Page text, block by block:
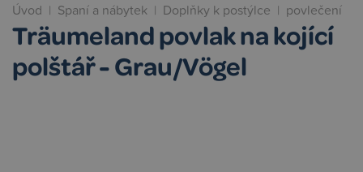
Úvod | Spaní a nábytek | Doplňky k postýlce | povlečení
Träumeland povlak na kojící
polštář - Grau/Vögel